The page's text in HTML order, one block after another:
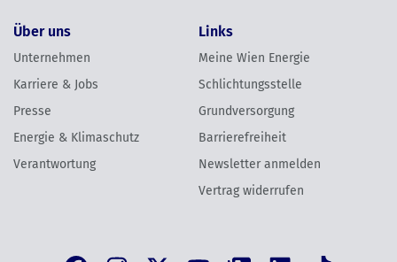
Über uns
Unternehmen
Karriere & Jobs
Presse
Energie & Klimaschutz
Verantwortung
Links
Meine Wien Energie
Schlichtungsstelle
Grundversorgung
Barrierefreiheit
Newsletter anmelden
Vertrag widerrufen